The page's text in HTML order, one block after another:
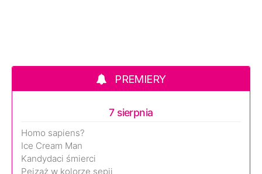
PREMIERY
7 sierpnia
Homo sapiens?
Ice Cream Man
Kandydaci śmierci
Pejzaż w kolorze sepii